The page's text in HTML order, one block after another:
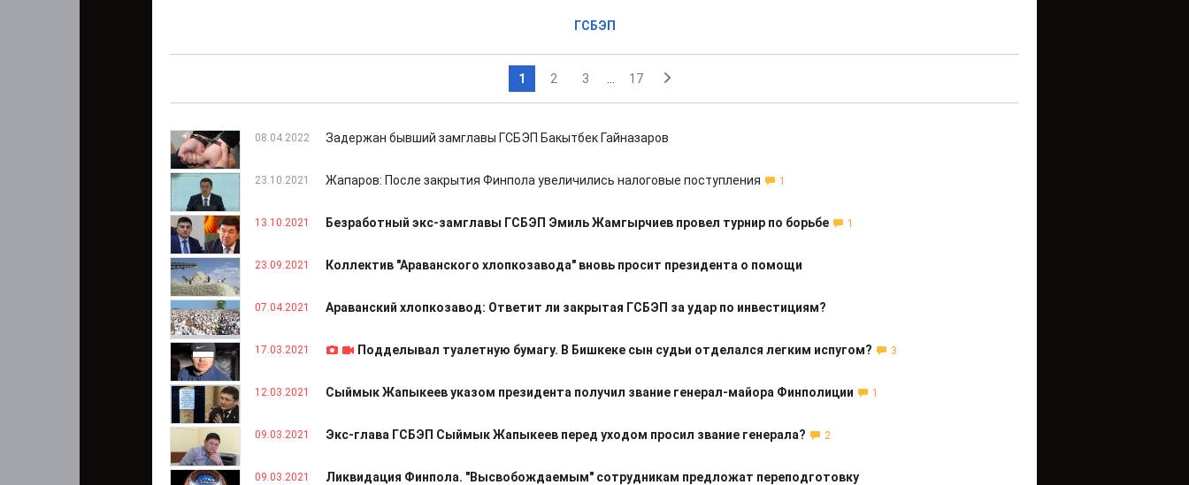
ГСБЭП
1 2 3 17
08.04.2022 Задержан бывший замглавы ГСБЭП Бакытбек Гайназаров
23.10.2021 Жапаров: После закрытия Финпола увеличились налоговые поступления 1
13.10.2021 Безработный экс-замглавы ГСБЭП Эмиль Жамгырчиев провел турнир по борьбе 1
23.09.2021 Коллектив "Араванского хлопкозавода" вновь просит президента о помощи
07.04.2021 Араванский хлопкозавод: Ответит ли закрытая ГСБЭП за удар по инвестициям?
17.03.2021 Подделывал туалетную бумагу. В Бишкеке сын судьи отделался легким испугом? 3
12.03.2021 Сыймык Жапыкеев указом президента получил звание генерал-майора Финполиции 1
09.03.2021 Экс-глава ГСБЭП Сыймык Жапыкеев перед уходом просил звание генерала? 2
09.03.2021 Ликвидация Финпола. "Высвобождаемым" сотрудникам предложат переподготовку